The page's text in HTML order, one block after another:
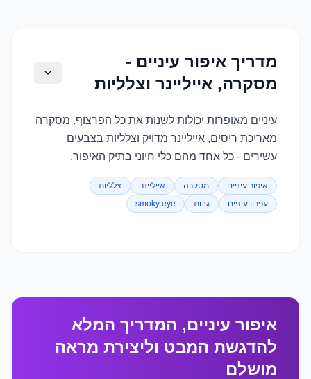
מדריך איפור עיניים -
מסקרה, אייליינר וצלליות
עיניים מאופרות יכולות לשנות את כל הפרצוף. מסקרה
מאריכת ריסים, אייליינר מדויק וצלליות בצבעים
עשירים - כל אחד מהם כלי חיוני בתיק האיפור.
איפור עיניים מסקרה אייליינר
צלליות
עפרון עיניים
גבות smoky eye
איפור עיניים, המדריך המלא
להדגשת המבט וליצירת מראה
מושלם